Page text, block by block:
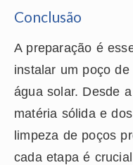
Conclusão
A preparação é
instalar um poço
água solar. Desde
matéria sólida e
limpeza de poços
cada etapa é